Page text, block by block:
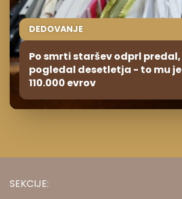
DEDOVANJE
Po smrti staršev odprl
pogledal desetletja - to mu
110.000 evrov
SEKCIJE: